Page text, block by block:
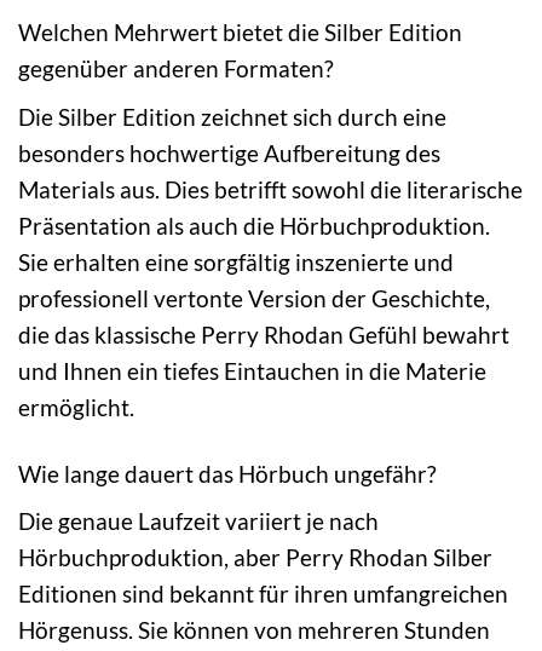
Welchen Mehrwert bietet die Silber Edition
gegenüber anderen Formaten?
Die Silber Edition zeichnet sich durch eine
besonders hochwertige Aufbereitung des
Materials aus. Dies betrifft sowohl die literarische
Präsentation als auch die Hörbuchproduktion.
Sie erhalten eine sorgfältig inszenierte und
professionell vertonte Version der Geschichte,
die das klassische Perry Rhodan Gefühl bewahrt
und Ihnen ein tiefes Eintauchen in die Materie
ermöglicht.
Wie lange dauert das Hörbuch ungefähr?
Die genaue Laufzeit variiert je nach
Hörbuchproduktion, aber Perry Rhodan Silber
Editionen sind bekannt für ihren umfangreichen
Hörgenuss. Sie können von mehreren Stunden